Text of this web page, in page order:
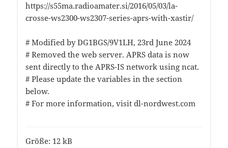
https://s55ma.radioamater.si/2016/05/03/la-
crosse-ws2300-ws2307-series-aprs-with-xastir/
# Modified by DG1BGS/9V1LH, 23rd June 2024
# Removed the web server. APRS data is now
sent directly to the APRS-IS network using ncat.
# Please update the variables in the section
below.
# For more information, visit dl-nordwest.com
Größe: 12 kB